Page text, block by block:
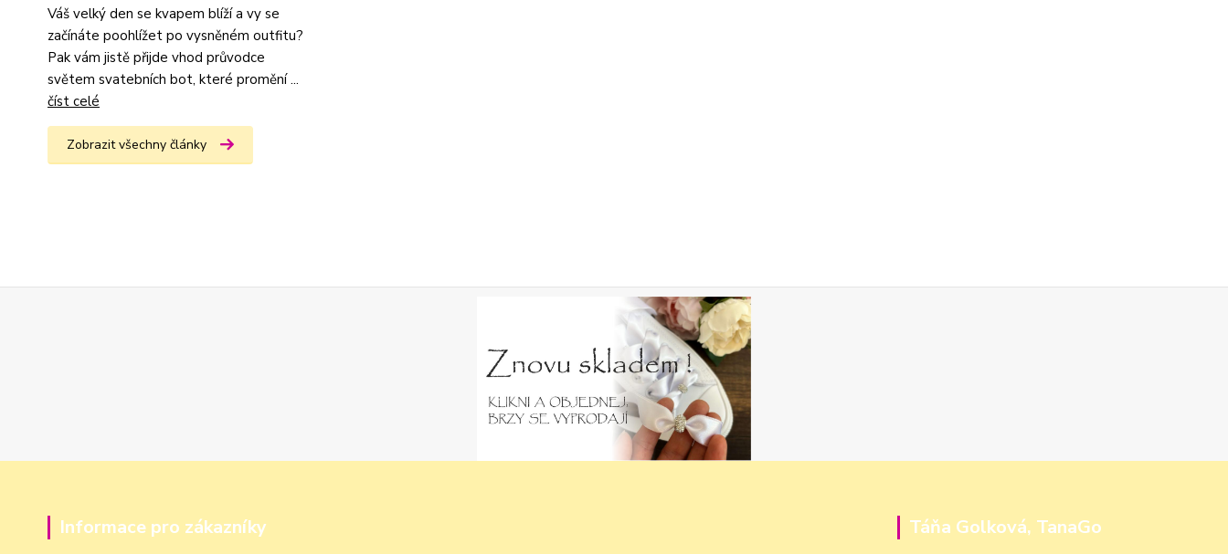
Váš velký den se kvapem blíží a vy se
začínáte poohlížet po vysněném outfitu?
Pak vám jistě přijde vhod průvodce
světem svatebních bot, které promění ...
číst celé
Zobrazit všechny články
Informace pro zákazníky Táňa Golková, TanaGo